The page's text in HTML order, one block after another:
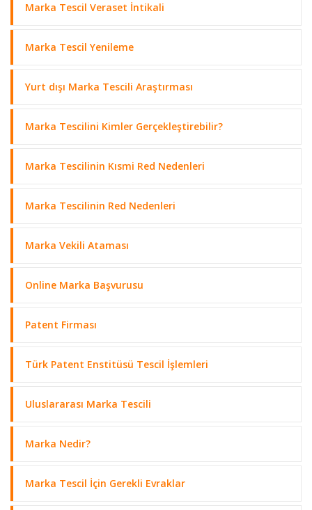
Marka Tescil Veraset İntikali
Marka Tescil Yenileme
Yurt dışı Marka Tescili Araştırması
Marka Tescilini Kimler Gerçekleştirebilir?
Marka Tescilinin Kısmi Red Nedenleri
Marka Tescilinin Red Nedenleri
Marka Vekili Ataması
Online Marka Başvurusu
Patent Firması
Türk Patent Enstitüsü Tescil İşlemleri
Uluslararası Marka Tescili
Marka Nedir?
Marka Tescil İçin Gerekli Evraklar